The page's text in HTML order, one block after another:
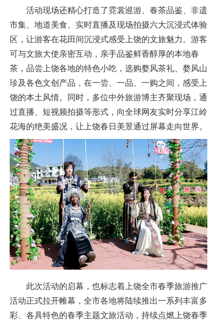
活动现场还精心打造了霓裳巡游、春茶品鉴、非遗
市集、地道美食、实时直播及现场拍摄六大沉浸式体验
区，让游客在花田间沉浸式感受上饶的文旅魅力。游客
可与文旅大使亲密互动，亲手品鉴鲜香醇厚的本地春
茶，品尝上饶各地的特色小吃，选购婺风茶礼、婺风山
珍及各色文创产品，在一尝、一品、一购之间，感受上
饶的本土风情。同时，多位中外旅游博主齐聚现场，通
过直播、短视频拍摄等形式，向全球网友实时分享江岭
花海的绝美盛况，让上饶春日美景通过屏幕走向世界。
此次活动的启幕，也标志着上饶全市春季旅游推广
活动正式拉开帷幕，全市各地将陆续推出一系列丰富多
彩、各具特色的春季主题文旅活动，持续点燃上饶春季